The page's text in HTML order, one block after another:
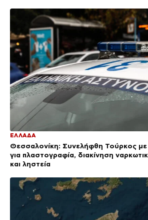
ΕΛΛΑΔΑ
Θεσσαλονίκη: Συνελήφθη Τούρκος με
για πλαστογραφία, διακίνηση
και ληστεία